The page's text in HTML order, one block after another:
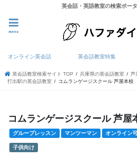
英会話・英語教室の検索ポー
menu
オンライン英会話 英会話教室特集
英会話教室検索サイト TOP 兵庫県の英会話教室
芦
打出駅の英会話教室
コムランゲージスクール 芦屋本校
コムランゲージスクール 芦屋
グループレッスン マンツーマン オンライン
子供向け